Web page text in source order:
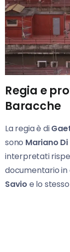
Regia e
Baracche
La regia è di
sono Mariano
interpretati
documentario in
Savio e lo